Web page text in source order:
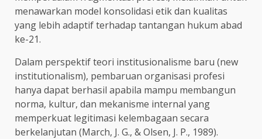
menawarkan model konsolidasi etik dan kualitas
yang lebih adaptif terhadap tantangan hukum abad
ke-21.
Dalam perspektif teori institusionalisme baru (new
institutionalism), pembaruan organisasi profesi
hanya dapat berhasil apabila mampu membangun
norma, kultur, dan mekanisme internal yang
memperkuat legitimasi kelembagaan secara
berkelanjutan (March, J. G., & Olsen, J. P., 1989).